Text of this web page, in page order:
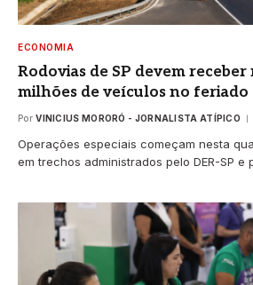
ECONOMIA
Rodovias de SP devem receber
milhões de veículos no feriado
Por VINICIUS MORORÓ - JORNALISTA ATÍPICO
Operações especiais começam nesta
em trechos administrados pelo DER-SP e